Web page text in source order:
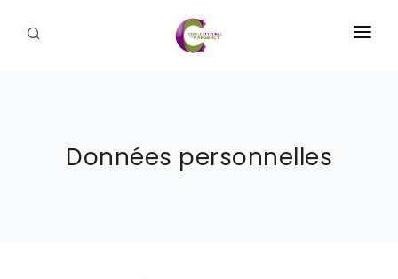
SALON DES ARTS
Données personnelles